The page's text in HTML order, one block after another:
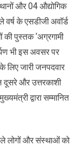
और 04 औद्योगिक
वर्ष के एसडीजी अवॉर्ड
की पुस्तक ‘अग्रगामी
भी इस अवसर पर
लिए जारी जनपदवार
दूसरे और उत्तरकाशी
द्वारा सम्मानित
लोगों और संस्थाओं को